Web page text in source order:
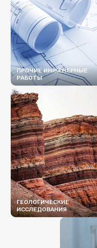
ПРОЧИЕ ИНЖЕНЕРНЫЕ
РАБОТЫ
ПОДРОБНЕЕ
ГЕОЛОГИЧЕСКИЕ
ИССЛЕДОВАНИЯ